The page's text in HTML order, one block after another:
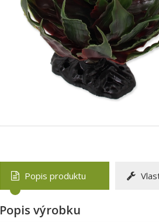
Popis produktu
Popis výrobku